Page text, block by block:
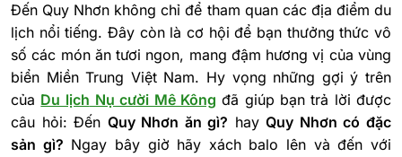
Đến Quy Nhơn không chỉ để tham quan các địa điểm du
lịch nổi tiếng. Đây còn là cơ hội để bạn thưởng thức vô
số các món ăn tươi ngon, mang đậm hương vị của vùng
biển Miền Trung Việt Nam. Hy vọng những gợi ý trên
của Du lịch Nụ cười Mê Kông đã giúp bạn trả lời được
câu hỏi: Đến Quy Nhơn ăn gì? hayQuy Nhơn có đặc
sản gì? Ngay bây giờ hãy xách balo lên và đến với